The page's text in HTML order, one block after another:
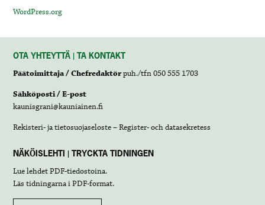
WordPress.org
OTA YHTEYTTÄ | TA KONTAKT
Päätoimittaja / Chefredaktörpuh./tfn 050 555 1703
Sähköposti / E-post
kaunisgrani@kauniainen.fi
Rekisteri- ja tietosuojaseloste – Register- och datasekretess
NÄKÖISLEHTI | TRYCKTA TIDNINGEN
Lue lehdetPDF-tiedostoina.
Läs tidningarna iPDF-format.